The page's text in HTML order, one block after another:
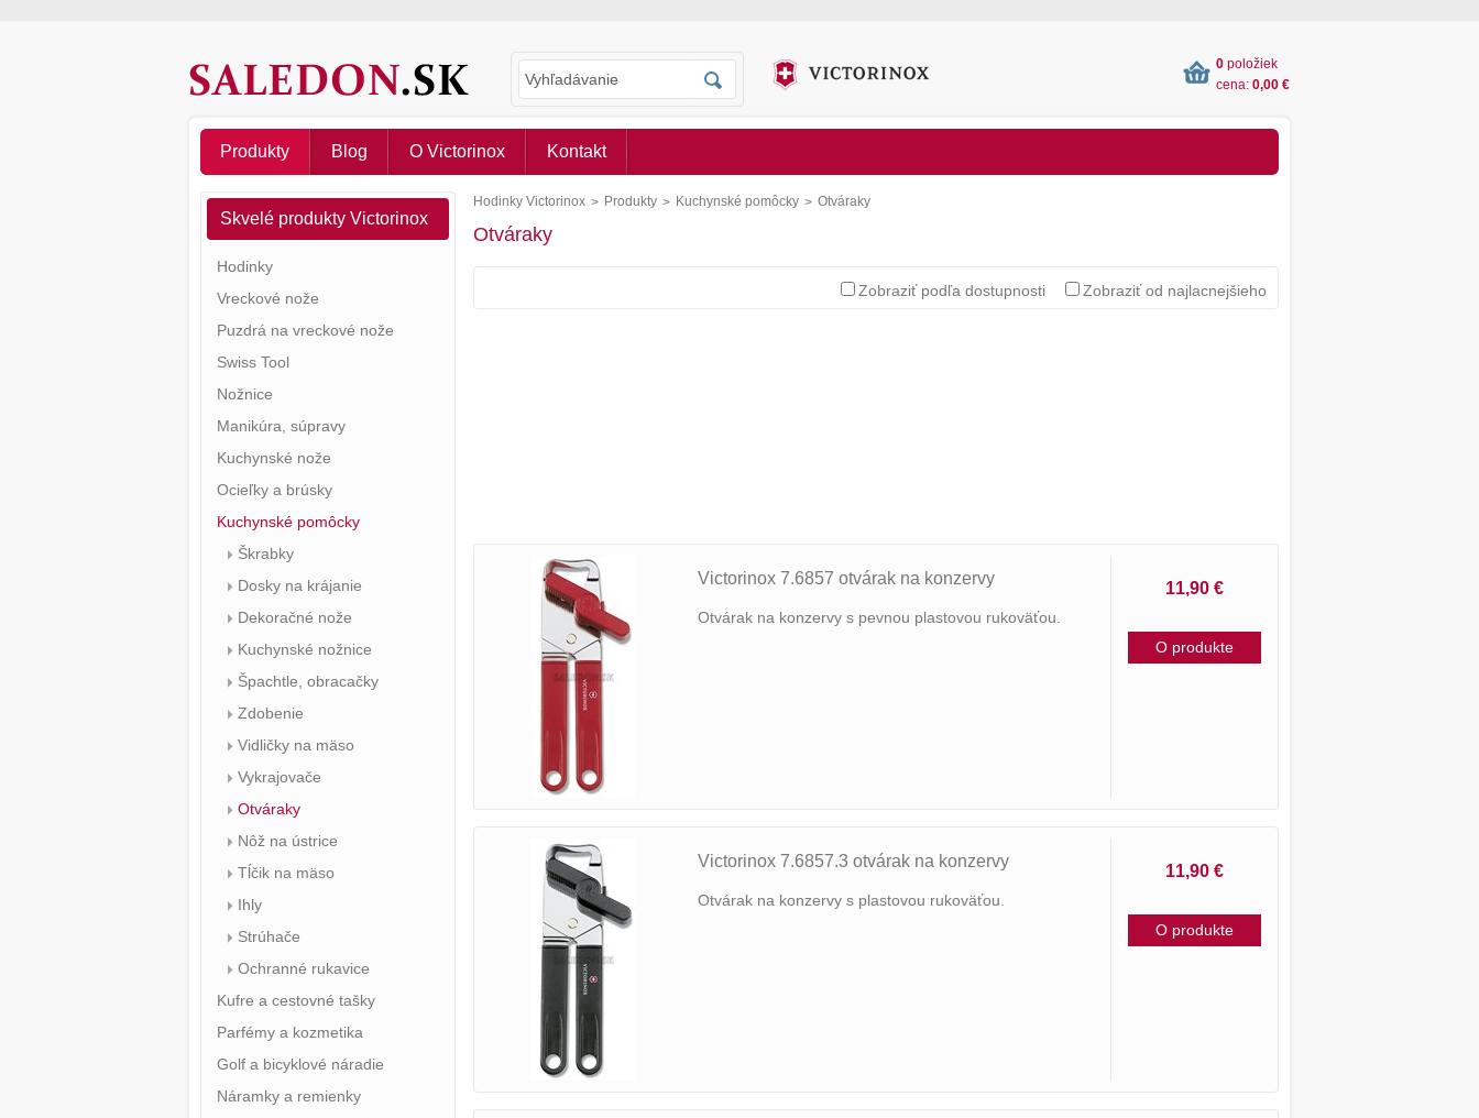
0položiek
cena: 0,00 €
Produkty Blog O Victorinox Kontakt
Hodinky Victorinox > Produkty > Kuchynské pomôcky > Otváraky
Otváraky
Zobraziť podľa dostupnosti Zobraziť od najlacnejšieho
Victorinox 7.6857 otvárak na konzervy
Otvárak na konzervy s pevnou plastovou rukoväťou.
11,90 €
O produkte
Victorinox 7.6857.3 otvárak na konzervy
Otvárak na konzervy s plastovou rukoväťou.
11,90 €
O produkte
Skvelé produkty Victorinox
Hodinky
Vreckové nože
Puzdrá na vreckové nože
Swiss Tool
Nožnice
Manikúra, súpravy
Kuchynské nože
Ocieľky a brúsky
Kuchynské pomôcky
Škrabky
Dosky na krájanie
Dekoračné nože
Kuchynské nožnice
Špachtle, obracačky
Zdobenie
Vidličky na mäso
Vykrajovače
Otváraky
Nôž na ústrice
Tĺčik na mäso
Ihly
Strúhače
Ochranné rukavice
Kufre a cestovné tašky
Parfémy a kozmetika
Golf a bicyklové náradie
Náramky a remienky